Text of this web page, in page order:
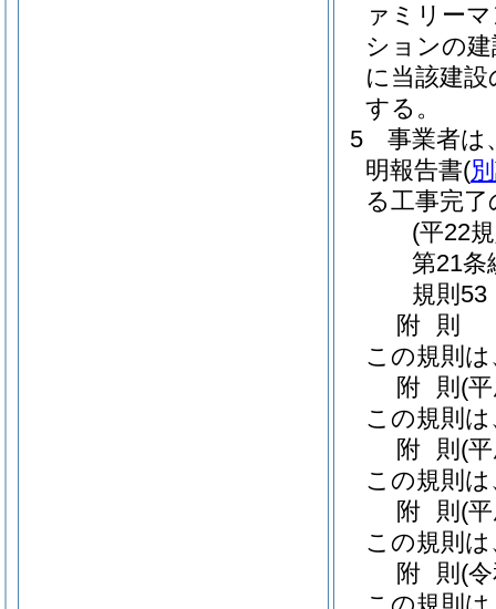
ァミリー
ションの
に当該建
する。
5
事業者は
明報告書(
る工事完
(平22
第21条
規則53
附 則
この規則
附 則 (
この規則
附 則 (
この規則
附 則 (
この規則
附 則 (